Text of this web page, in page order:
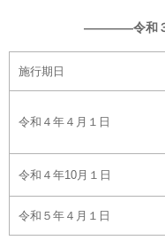
――――令和３
施行期日
令和４年４月１日
令和４年10月１日
令和５年４月１日